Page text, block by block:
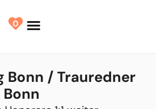
0
Bonn / Trauredner
Bonn